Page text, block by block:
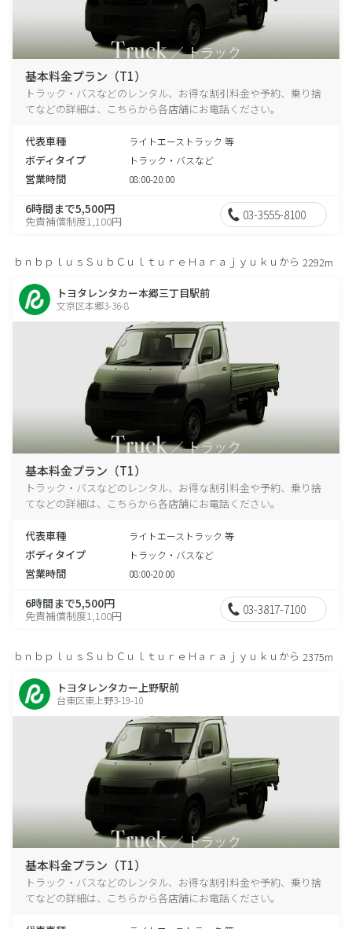
基本料金プラン（T1）
トラック・バスなどのレンタル、お得な割引料金や予約、乗り捨
てなどの詳細は、こちらから各店舗にお電話ください。
代表車種 ライトエーストラック 等
ボディタイプ トラック・バスなど
営業時間 08:00-20:00
6時間まで5,500円
免責補償制度1,100円 03-3555-8100
ｂｎｂｐｌｕｓＳｕｂＣｕｌｔｕｒｅＨａｒａｊｙｕｋｕから 2292m
トヨタレンタカー本郷三丁目駅前
文京区本郷3-36-8
基本料金プラン（T1）
トラック・バスなどのレンタル、お得な割引料金や予約、乗り捨
てなどの詳細は、こちらから各店舗にお電話ください。
代表車種 ライトエーストラック 等
ボディタイプ トラック・バスなど
営業時間 08:00-20:00
6時間まで5,500円
免責補償制度1,100円 03-3817-7100
ｂｎｂｐｌｕｓＳｕｂＣｕｌｔｕｒｅＨａｒａｊｙｕｋｕから 2375m
トヨタレンタカー上野駅前
台東区東上野3-19-10
基本料金プラン（T1）
トラック・バスなどのレンタル、お得な割引料金や予約、乗り捨
てなどの詳細は、こちらから各店舗にお電話ください。